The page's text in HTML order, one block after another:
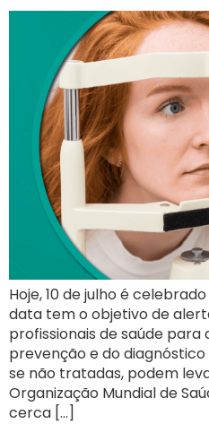
Hoje, 10 de julho é
data tem o objetivo de
profissionais de saúde
prevenção e do
se não tratadas, podem
Organização Mundial de
cerca […]